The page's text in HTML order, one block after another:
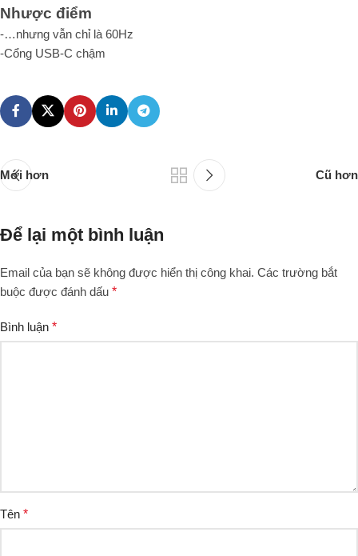
Nhược điểm
-…nhưng vẫn chỉ là 60Hz
-Cổng USB-C chậm
Mới hơn Cũ hơn
Để lại một bình luận
Email của bạn sẽ không được hiển thị công khai. Các trường bắt
buộc được đánh dấu *
Bình luận *
Tên *